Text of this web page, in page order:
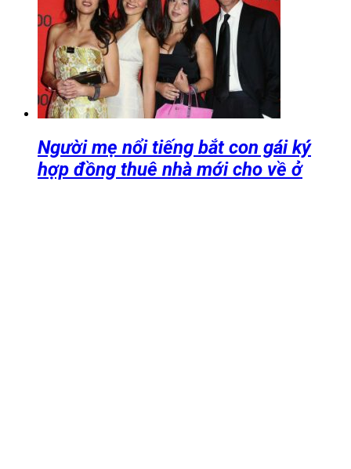
Người mẹ nổi tiếng bắt con gái ký
hợp đồng thuê nhà mới cho về ở